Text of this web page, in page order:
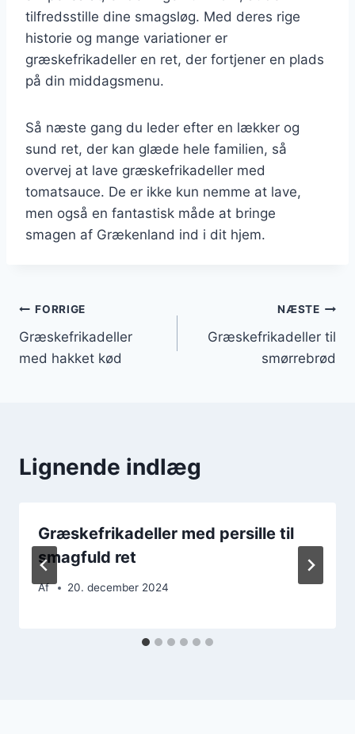
tilfredsstille dine smagsløg. Med deres rige
historie og mange variationer er
græskefrikadeller en ret, der fortjener en plads
på din middagsmenu.
Så næste gang du leder efter en lækker og
sund ret, der kan glæde hele familien, så
overvej at lave græskefrikadeller med
tomatsauce. De er ikke kun nemme at lave,
men også en fantastisk måde at bringe
smagen af Grækenland ind i dit hjem.
Indlægsnavigation
FORRIGE
Græskefrikadeller
med hakket kød
NÆSTE
Græskefrikadeller til
smørrebrød
Lignende indlæg
Græskefrikadeller med persille til
smagfuld ret
Af 20. december 2024